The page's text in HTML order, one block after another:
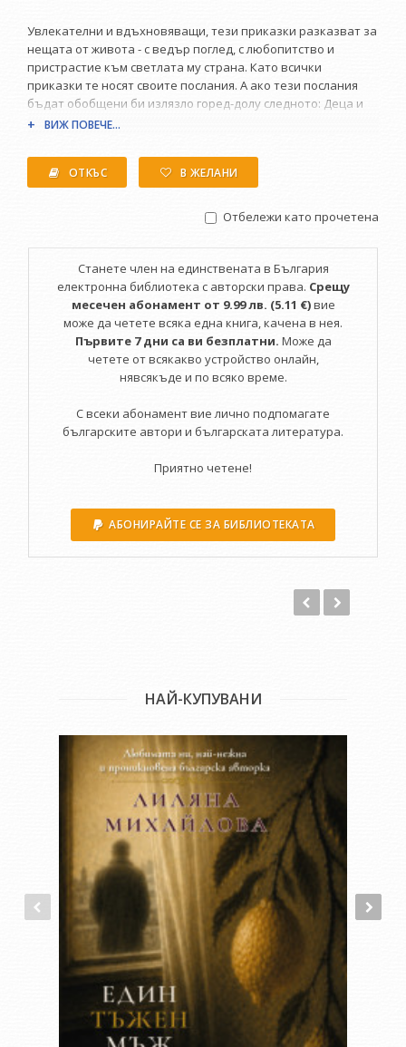
Увлекателни и вдъхновяващи, тези приказки разказват за
нещата от живота - с ведър поглед, с любопитство и
пристрастие към светлата му страна. Като всички
приказки те носят своите послания. А ако тези послания
бъдат обобщени би излязло горед-долу следното: Деца и
вече недотам деца, следвайте поривите на доброто и
помощници по-добри в пътя към щастието няма! - Елка
Димитрова
Кой разказва историите или няколко думи за автора:
Павел Матеев е роден на 26 ноември 1976 г. в Търговище.
Завършва българска филология в ШУ "Епископ Константин
Преславски" през 2000 г. От 2011 г. живее със съпругата и
двете си дъшери в Лондон. Има издадени две стихосбирки:
"Облачна душа" и "Отново те сънувах".
ВИЖ ПОВЕЧЕ...
ОТКЪС В ЖЕЛАНИ
Отбележи като прочетена
Станете член на единствената в България
електронна библиотека с авторски права. Срещу
месечен абонамент от 9.99 лв. (5.11 €)вие
може да четете всяка една книга, качена в нея.
Първите 7 дни са ви безплатни. Може да
четете от всякакво устройство онлайн,
нявсякъде и по всяко време.
С всеки абонамент вие лично подпомагате
българските автори и българската литература.
Приятно четене!
АБОНИРАЙТЕ СЕ ЗА БИБЛИОТЕКАТА
НАЙ-КУПУВАНИ